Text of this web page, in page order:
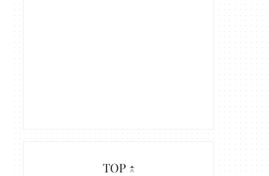
Mary J. Blige Revela a Tracklist
Mary J Blige
d...
TOP ↑